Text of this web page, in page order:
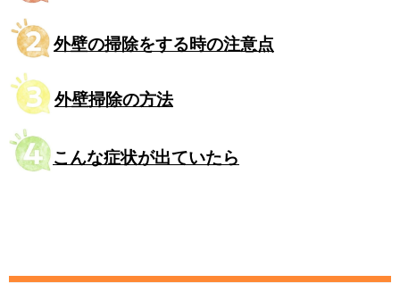
外壁の掃除をする時の注意点
外壁掃除の方法
こんな症状が出ていたら